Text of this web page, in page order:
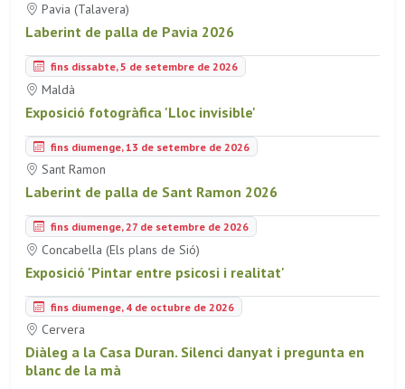
Pavia (Talavera)
Laberint de palla de Pavia 2026
fins dissabte, 5 de setembre de 2026
Maldà
Exposició fotogràfica 'Lloc invisible'
fins diumenge, 13 de setembre de 2026
Sant Ramon
Laberint de palla de Sant Ramon 2026
fins diumenge, 27 de setembre de 2026
Concabella (Els plans de Sió)
Exposició 'Pintar entre psicosi i realitat'
fins diumenge, 4 de octubre de 2026
Cervera
Diàleg a la Casa Duran. Silenci danyat i pregunta en
blanc de la mà